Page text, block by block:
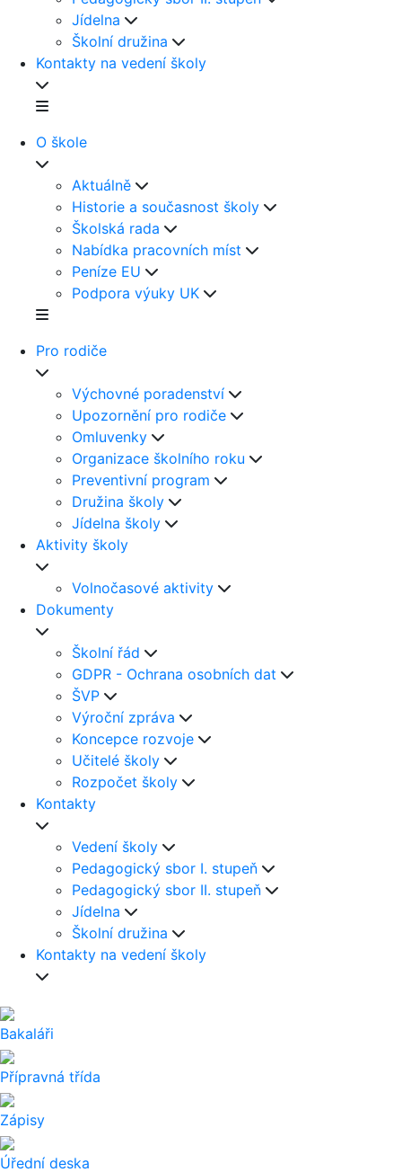
Jídelna
Školní družina
Kontakty na vedení školy
O škole
Aktuálně
Historie a současnost školy
Školská rada
Nabídka pracovních míst
Peníze EU
Podpora výuky UK
Pro rodiče
Výchovné poradenství
Upozornění pro rodiče
Omluvenky
Organizace školního roku
Preventivní program
Družina školy
Jídelna školy
Aktivity školy
Volnočasové aktivity
Dokumenty
Školní řád
GDPR - Ochrana osobních dat
ŠVP
Výroční zpráva
Koncepce rozvoje
Učitelé školy
Rozpočet školy
Kontakty
Vedení školy
Pedagogický sbor I. stupeň
Pedagogický sbor II. stupeň
Jídelna
Školní družina
Kontakty na vedení školy
Bakaláři
Přípravná třída
Zápisy
Úřední deska